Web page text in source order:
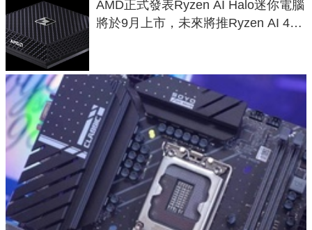
AMD正式發表Ryzen AI Halo迷你電腦
將於9月上市，未來將推Ryzen AI 400